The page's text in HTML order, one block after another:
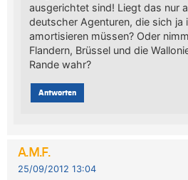
ausgerichtet sind! Liegt das nur
deutscher Agenturen, die sich ja
amortisieren müssen? Oder
Flandern, Brüssel und die
Rande wahr?
Antworten
A.M.F.
25/09/2012 13:04